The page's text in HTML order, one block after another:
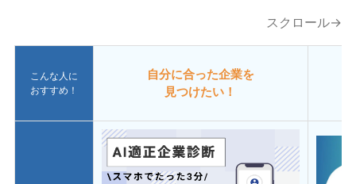
スクロール→
こんな人に
おすすめ！
自分に合った企業を
見つけたい！